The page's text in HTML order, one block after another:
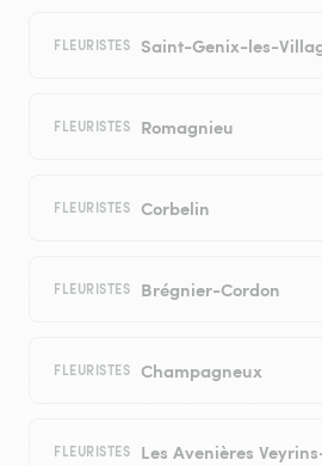
FLEURISTES Saint-Genix-les-
FLEURISTES Romagnieu
FLEURISTES Corbelin
FLEURISTES Brégnier-Cordon
FLEURISTES Champagneux
FLEURISTES Les Avenières